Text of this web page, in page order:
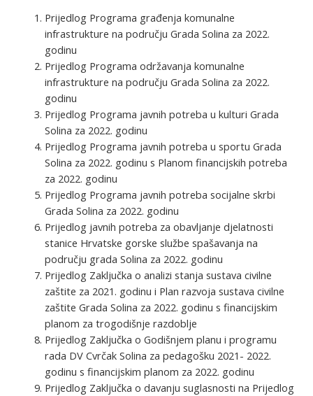
Prijedlog Programa građenja komunalne
infrastrukture na području Grada Solina za 2022.
godinu
Prijedlog Programa održavanja komunalne
infrastrukture na području Grada Solina za 2022.
godinu
Prijedlog Programa javnih potreba u kulturi Grada
Solina za 2022. godinu
Prijedlog Programa javnih potreba u sportu Grada
Solina za 2022. godinu s Planom financijskih potreba
za 2022. godinu
Prijedlog Programa javnih potreba socijalne skrbi
Grada Solina za 2022. godinu
Prijedlog javnih potreba za obavljanje djelatnosti
stanice Hrvatske gorske službe spašavanja na
području grada Solina za 2022. godinu
Prijedlog Zaključka o analizi stanja sustava civilne
zaštite za 2021. godinu i Plan razvoja sustava civilne
zaštite Grada Solina za 2022. godinu s financijskim
planom za trogodišnje razdoblje
Prijedlog Zaključka o Godišnjem planu i programu
rada DV Cvrčak Solina za pedagošku 2021- 2022.
godinu s financijskim planom za 2022. godinu
Prijedlog Zaključka o davanju suglasnosti na Prijedlog